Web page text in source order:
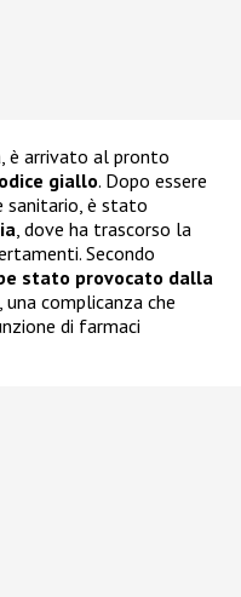
è arrivato al pronto
giallo. Dopo essere
sanitario, è stato
, dove ha trascorso la
Secondo
stato provocato dalla
, una complicanza che
di farmaci